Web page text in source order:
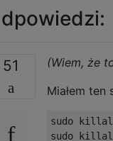
51
(Wiem, że
Miałem ten
sudo